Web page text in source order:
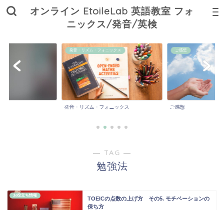
オンライン EtoileLab 英語教室 フォ
ニックス/発音/英検
ご感想
ご感想
私の日常／学び／子育て
私の日常／学び／子育
― TAG ―
勉強法
お役立ち情報
TOEICの点数の上げ方 その5. モチベーションの
保ち方